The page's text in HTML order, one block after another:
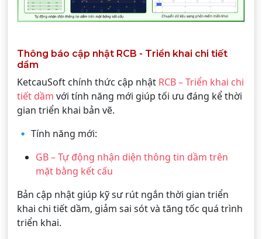
Thông báo cập nhật RCB - Triển khai chi tiết
dầm
KetcauSoft chính thức cập nhật RCB – Triển khai chi
tiết dầm với tính năng mới giúp tối ưu đáng kể thời
gian triển khai bản vẽ.
🔹 Tính năng mới:
GB – Tự động nhận diện thông tin dầm trên
mặt bằng kết cấu
Bản cập nhật giúp kỹ sư rút ngắn thời gian triển
khai chi tiết dầm, giảm sai sót và tăng tốc quá trình
triển khai.